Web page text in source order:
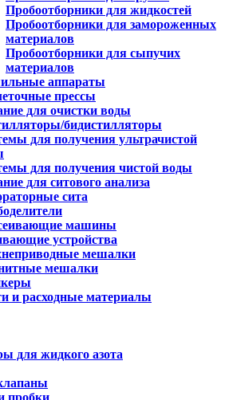
Пробоотборники для жидкостей
Пробоотборники для замороженных
материалов
Пробоотборники для сыпучих
материалов
аппараты
прессы
для очистки воды
бидистилляторы
для получения ультрачистой
для получения чистой воды
для ситового анализа
сита
машины
устройства
мешалки
мешалки
и расходные материалы
для жидкого азота
пробки